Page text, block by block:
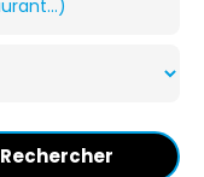
Rechercher